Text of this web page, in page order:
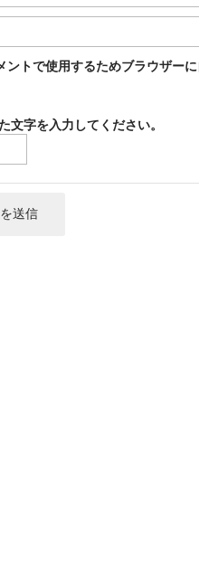
ントで使用するためブラウザー
文字を入力してください。